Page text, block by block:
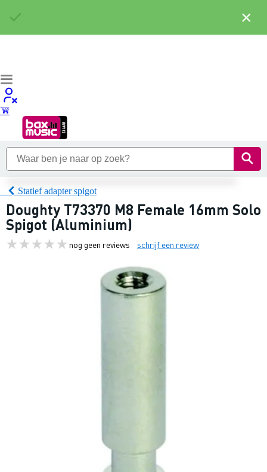
Statief adapter spigot
Doughty T73370 M8 Female 16mm Solo
Spigot (Aluminium)
nog geen reviews schrijf een review
×